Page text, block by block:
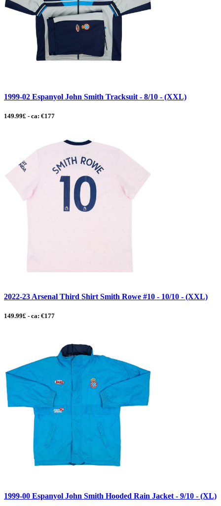
1999-02 Espanyol John Smith Tracksuit - 8/10 - (XXL)
149.99£ - ca: €177
2022-23 Arsenal Third Shirt Smith Rowe #10 - 10/10 - (XXL)
149.99£ - ca: €177
1999-00 Espanyol John Smith Hooded Rain Jacket - 9/10 - (XL)